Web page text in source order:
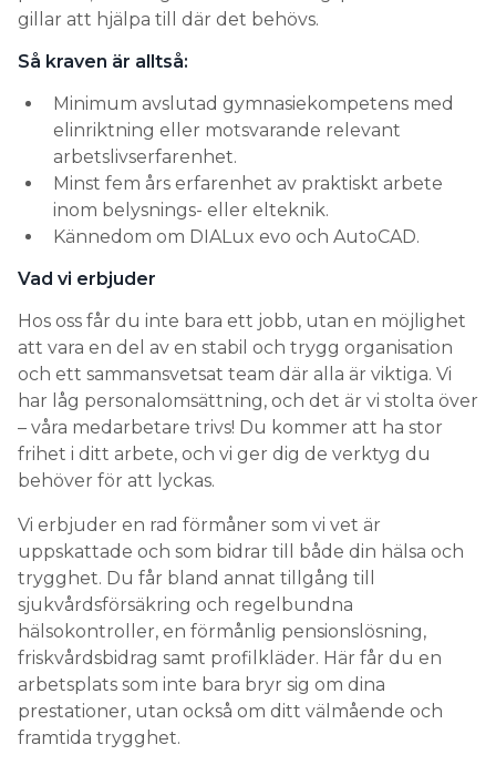
gillar att hjälpa till där det behövs.
Så kraven är alltså:
Minimum avslutad gymnasiekompetens med
elinriktning eller motsvarande relevant
arbetslivserfarenhet.
Minst fem års erfarenhet av praktiskt arbete
inom belysnings- eller elteknik.
Kännedom om DIALux evo och AutoCAD.
Vad vi erbjuder
Hos oss får du inte bara ett jobb, utan en möjlighet
att vara en del av en stabil och trygg organisation
och ett sammansvetsat team där alla är viktiga. Vi
har låg personalomsättning, och det är vi stolta över
– våra medarbetare trivs! Du kommer att ha stor
frihet i ditt arbete, och vi ger dig de verktyg du
behöver för att lyckas.
Vi erbjuder en rad förmåner som vi vet är
uppskattade och som bidrar till både din hälsa och
trygghet. Du får bland annat tillgång till
sjukvårdsförsäkring och regelbundna
hälsokontroller, en förmånlig pensionslösning,
friskvårdsbidrag samt profilkläder. Här får du en
arbetsplats som inte bara bryr sig om dina
prestationer, utan också om ditt välmående och
framtida trygghet.